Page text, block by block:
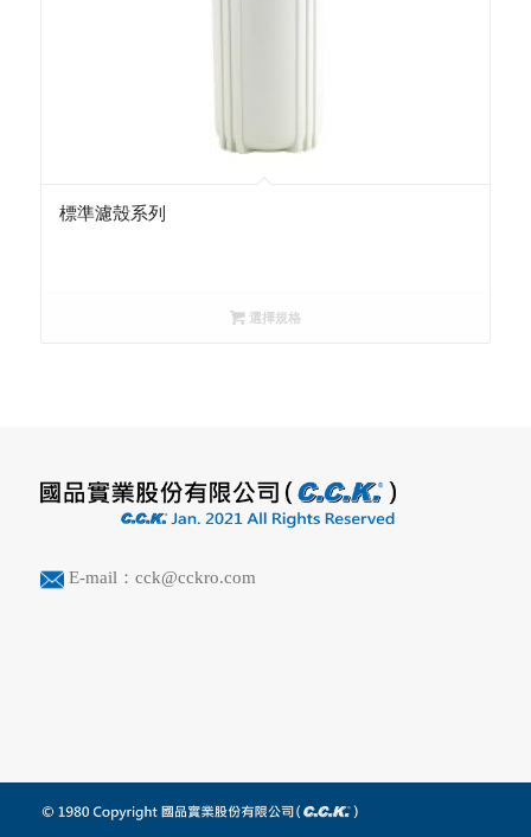
標準濾殼系列
選擇規格
E-mail：cck@cckro.com